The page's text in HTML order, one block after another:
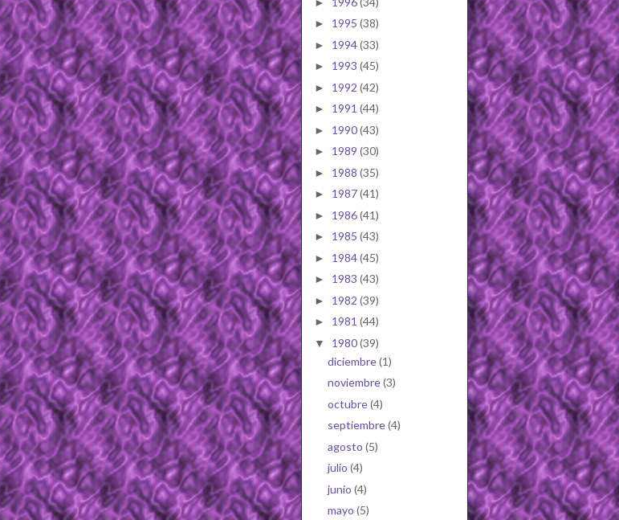
► 1995 (38)
► 1994(33)
► 1993 (45)
► 1992 (42)
► 1991 (44)
► 1990(43)
► 1989 (30)
► 1988 (35)
► 1987(41)
► 1986(41)
► 1985 (43)
► 1984(45)
► 1983 (43)
► 1982 (39)
► 1981 (44)
▼ 1980(39)
diciembre(1)
noviembre(3)
octubre(4)
septiembre(4)
agosto (5)
julio (4)
junio (4)
mayo (5)